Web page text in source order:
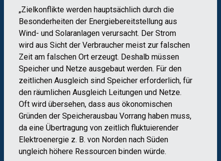
„Zielkonflikte werden hauptsächlich durch die
Besonderheiten der Energiebereitstellung aus
Wind- und Solaranlagen verursacht. Der Strom
wird aus Sicht der Verbraucher meist zur falschen
Zeit am falschen Ort erzeugt. Deshalb müssen
Speicher und Netze ausgebaut werden. Für den
zeitlichen Ausgleich sind Speicher erforderlich, für
den räumlichen Ausgleich Leitungen und Netze.
Oft wird übersehen, dass aus ökonomischen
Gründen der Speicherausbau Vorrang haben muss,
da eine Übertragung von zeitlich fluktuierender
Elektroenergie z. B. von Norden nach Süden
ungleich höhere Ressourcen binden würde.